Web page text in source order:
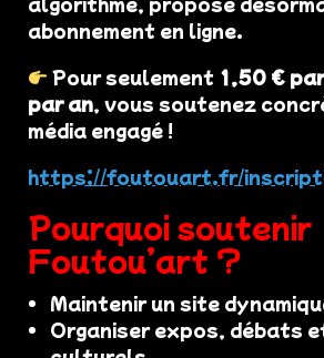
abonnement en ligne.
Pour seulement 1,50 €
par an, vous soutenez
média engagé !
https://foutouart.fr/
Pourquoi soutenir
Foutou’art ?
Maintenir un site
Organiser expos, débats